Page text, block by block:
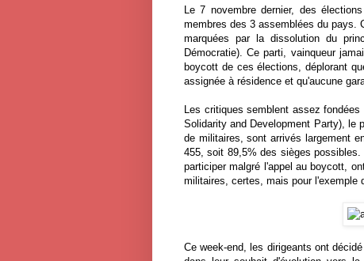
Le 7 novembre dernier, des
membres des 3 assemblées du pays.
marquées par la dissolution du
Démocratie). Ce parti, vainqueur
boycott de ces élections, déplorant
assignée à résidence et qu'aucune
Les critiques semblent assez
Solidarity and Development Party), le
de militaires, sont arrivés largement
455, soit 89,5% des sièges
participer malgré l'appel au boycott,
militaires, certes, mais pour l'exemple
Ce week-end, les dirigeants ont